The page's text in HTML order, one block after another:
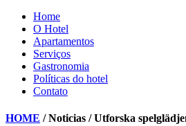
Home
O Hotel
Apartamentos
Serviços
Gastronomia
Políticas do hotel
Contato
HOME / Noticias / Utforska